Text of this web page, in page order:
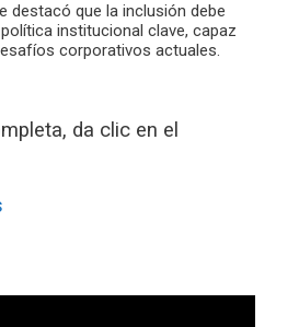
destacó que la inclusión debe
institucional clave, capaz
corporativos actuales.
da clic en el